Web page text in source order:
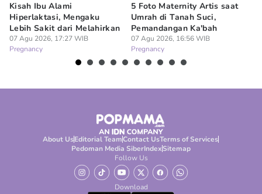
Kisah Ibu Alami
Hiperlaktasi, Mengaku
Lebih Sakit dari Melahirkan
07 Agu 2026, 17:27 WIB
Pregnancy
5 Foto Maternity Artis saat
Umrah di Tanah Suci,
Pemandangan Ka'bah
07 Agu 2026, 16:56 WIB
Pregnancy
About UsEditorial TeamContact UsTerms of Services
Pedoman Media SiberIndexSitemap
Follow Us
Download